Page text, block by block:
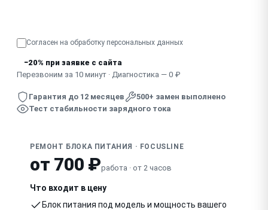
Согласен на обработку персональных данных
−20% при заявке с сайта
Перезвоним за 10 минут · Диагностика — 0 ₽
Гарантия до 12 месяцев
500+ замен выполнено
Тест стабильности зарядного тока
РЕМОНТ БЛОКА ПИТАНИЯ · FOCUSLINE
от 700 ₽работа · от 2 часов
Что входит в цену
Блок питания под модель и мощность вашего